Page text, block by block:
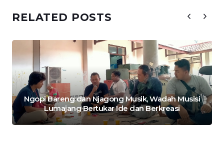
RELATED POSTS
Ngopi Bareng dan Njagong Musik, Wadah Musisi
Lumajang Bertukar Ide dan Berkreasi